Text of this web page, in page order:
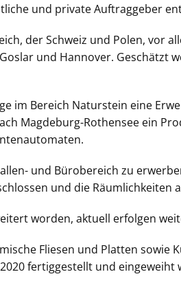
und private Auftraggeber
der Schweiz und Polen, vor
und Hannover. Geschätzt
im Bereich Naturstein eine
Magdeburg-Rothensee ein
und Bürobereich zu
und die Räumlichkeiten
worden, aktuell erfolgen
Fliesen und Platten
fertiggestellt und eingeweiht